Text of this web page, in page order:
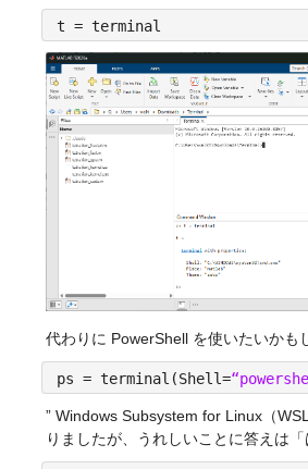
t = terminal
代わりに PowerShell を使いたいかも
ps = terminal(Shell=
” Windows Subsystem for Linux（
りましたが、うれしいことに答えは「